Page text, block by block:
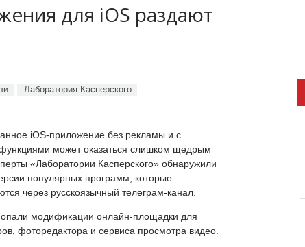
для iOS раздают
Лаборатория Касперского
iOS-приложение без рекламы и с
может оказаться слишком щедрым
«Лаборатории Касперского» обнаружили
популярных программ, которые
через русскоязычный телеграм-канал.
модификации онлайн-площадки для
фоторедактора и сервиса просмотра видео.